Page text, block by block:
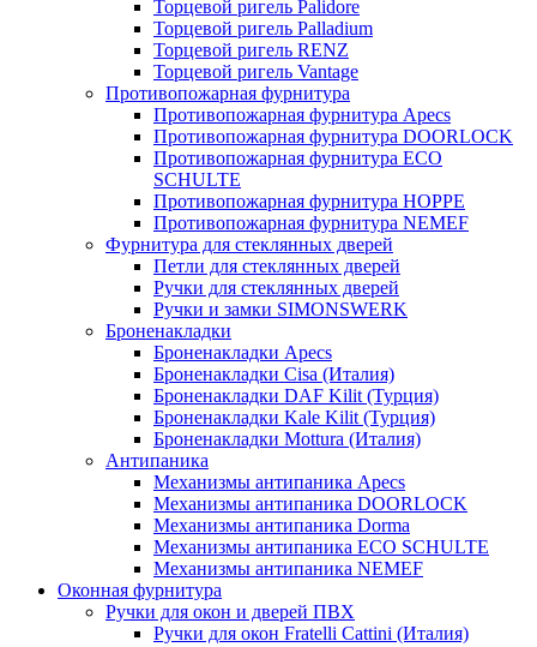
Торцевой ригель Palidore
Торцевой ригель Palladium
Торцевой ригель RENZ
Торцевой ригель Vantage
Противопожарная фурнитура
Противопожарная фурнитура Apecs
Противопожарная фурнитура DOORLOCK
Противопожарная фурнитура ECO
SCHULTE
Противопожарная фурнитура HOPPE
Противопожарная фурнитура NEMEF
Фурнитура для стеклянных дверей
Петли для стеклянных дверей
Ручки для стеклянных дверей
Ручки и замки SIMONSWERK
Броненакладки
Броненакладки Apecs
Броненакладки Cisa (Италия)
Броненакладки DAF Kilit (Турция)
Броненакладки Kale Kilit (Турция)
Броненакладки Mottura (Италия)
Антипаника
Механизмы антипаника Apecs
Механизмы антипаника DOORLOCK
Механизмы антипаника Dorma
Механизмы антипаника ECO SCHULTE
Механизмы антипаника NEMEF
Оконная фурнитура
Ручки для окон и дверей ПВХ
Ручки для окон Fratelli Cattini (Италия)